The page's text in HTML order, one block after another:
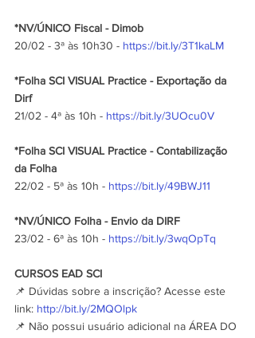
*NV/ÚNICO Fiscal - Dimob
20/02 - 3ª às 10h30 - https://bit.ly/3T1kaLM
*Folha SCI VISUAL Practice - Exportação da
Dirf
21/02 - 4ª às 10h - https://bit.ly/3UOcu0V
*Folha SCI VISUAL Practice - Contabilização
da Folha
22/02 - 5ª às 10h - https://bit.ly/49BWJ11
*NV/ÚNICO Folha - Envio da DIRF
23/02 - 6ª às 10h - https://bit.ly/3wqOpTq
CURSOS EAD SCI
📌 Dúvidas sobre a inscrição? Acesse este
link: http://bit.ly/2MQOlpk
📌 Não possui usuário adicional na ÁREA DO